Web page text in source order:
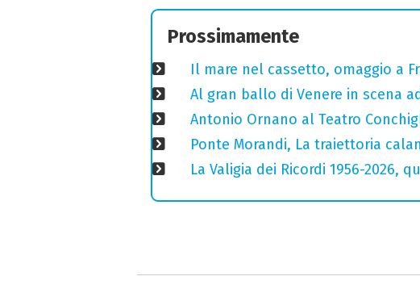
Prossimamente
Il mare nel cassetto, omaggio a
Al gran ballo di Venere in scena
Antonio Ornano al Teatro
Ponte Morandi, La traiettoria
La Valigia dei Ricordi 1956-2026,